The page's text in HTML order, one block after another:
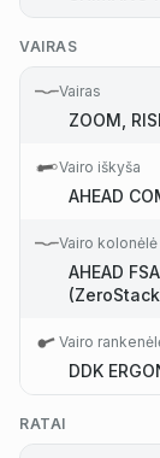
VAIRAS
Vairas
ZOOM,
Vairo iškyša
AHEAD
Vairo kolonėlė
AHEAD
Vairo
DDK
RATAI